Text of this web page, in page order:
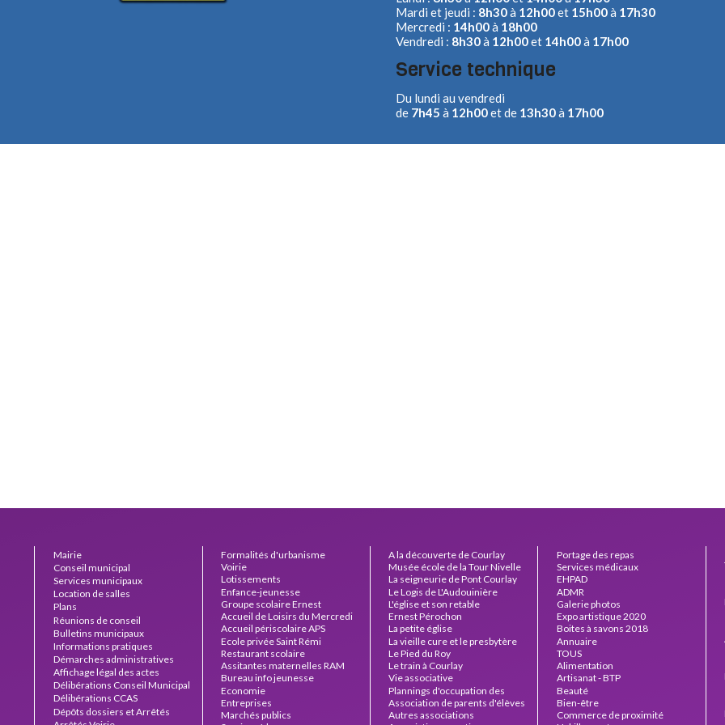
Mardi et jeudi : 8h30à 12h00et 15h00à 17h30
Mercredi : 14h00à 18h00
Vendredi : 8h30à 12h00et 14h00à 17h00
Service technique
Du lundi au vendredi
de 7h45 à 12h00et de 13h30à 17h00
Mairie
Conseil municipal
Services municipaux
Location de salles
Plans
Réunions de conseil
Bulletins municipaux
Informations pratiques
Démarches administratives
Affichage légal des actes
administratifs
Délibérations Conseil Municipal
Délibérations CCAS
Dépôts dossiers et Arrêtés
Formalités d'urbanisme
Voirie
Lotissements
Enfance-jeunesse
Groupe scolaire Ernest
Pérochon
Accueil de Loisirs du Mercredi
Accueil périscolaire APS
Ecole privée Saint Rémi
Restaurant scolaire
Assitantes maternelles RAM
Bureau info jeunesse
Economie
Entreprises
Marchés publics
A la découverte de Courlay
Musée école de la Tour Nivelle
La seigneurie de Pont Courlay
Le Logis de L'Audouinière
L'église et son retable
Ernest Pérochon
La petite église
La vieille cure et le presbytère
Le Pied du Roy
Le train à Courlay
Vie associative
Plannings d'occupation des
salles
Association de parents d'élèves
Autres associations
Portage des repas
Services médicaux
EHPAD
ADMR
Galerie photos
Expo artistique 2020
Boites à savons 2018
Annuaire
TOUS
Alimentation
Artisanat - BTP
Beauté
Bien-être
Commerce de proximité